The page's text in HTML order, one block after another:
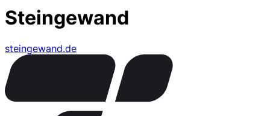
Steingewand
steingewand.de